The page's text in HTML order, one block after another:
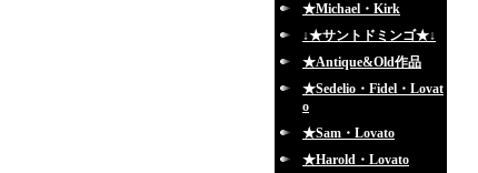
★Michael・Kirk
↓★サントドミンゴ★↓
★Antique&Old作品
★Sedelio・Fidel・Lovat
o
★Sam・Lovato
★Harold・Lovato